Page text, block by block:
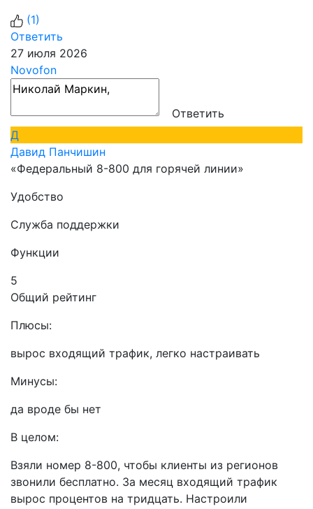
(1)
Ответить
27 июля 2026
Novofon
Ответить
Д
Давид Панчишин
«Федеральный 8-800 для горячей линии»
Удобство
Служба поддержки
Функции
5
Общий рейтинг
Плюсы:
вырос входящий трафик, легко настраивать
Минусы:
да вроде бы нет
В целом:
Взяли номер 8-800, чтобы клиенты из регионов
звонили бесплатно. За месяц входящий трафик
вырос процентов на тридцать. Настроили